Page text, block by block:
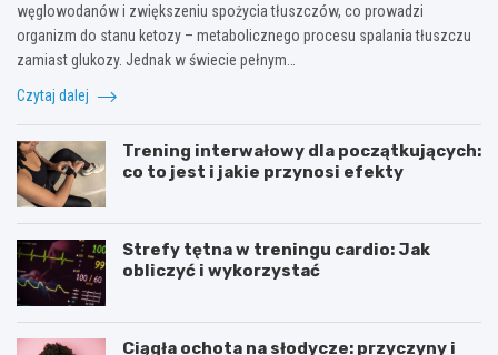
węglowodanów i zwiększeniu spożycia tłuszczów, co prowadzi
organizm do stanu ketozy – metabolicznego procesu spalania tłuszczu
zamiast glukozy. Jednak w świecie pełnym…
Czytaj dalej
Trening interwałowy dla początkujących:
co to jest i jakie przynosi efekty
Strefy tętna w treningu cardio: Jak
obliczyć i wykorzystać
Ciągła ochota na słodycze: przyczyny i